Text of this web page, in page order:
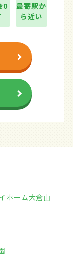
0
最寄駅か
ら近い
ホーム大倉山